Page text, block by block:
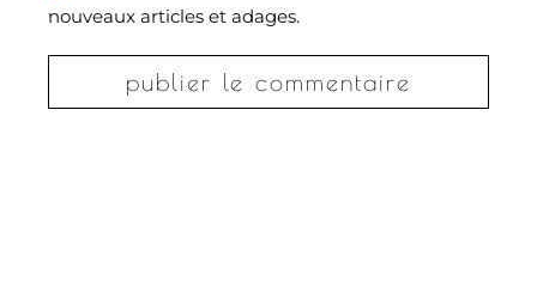
nouveaux articles et adages.